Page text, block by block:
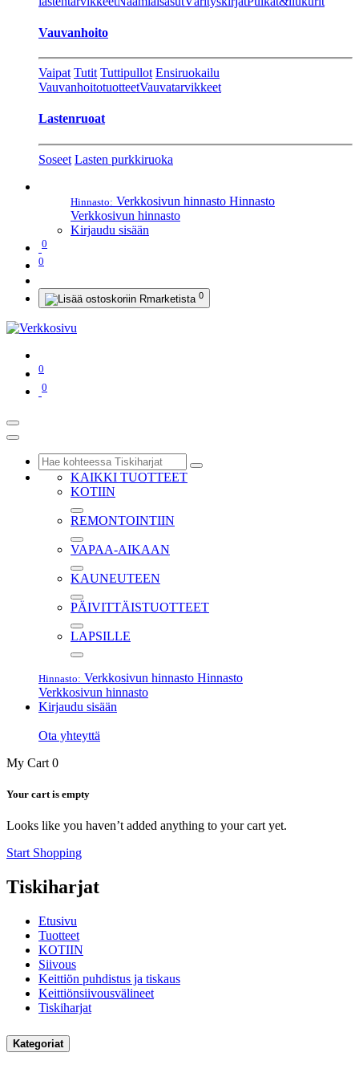
Vauvanhoito
Vaipat Tutit Tuttipullot Ensiruokailu
VauvanhoitotuotteetVauvatarvikkeet
Lastenruoat
Soseet Lasten purkkiruoka
Hinnasto: Verkkosivun hinnasto Hinnasto
Verkkosivun hinnasto
Kirjaudu sisään
0
0
0
0
0
KAIKKI TUOTTEET
KOTIIN
REMONTOINTIIN
VAPAA-AIKAAN
KAUNEUTEEN
PÄIVITTÄISTUOTTEET
LAPSILLE
Hinnasto: Verkkosivun hinnasto Hinnasto
Verkkosivun hinnasto
Kirjaudu sisään
Ota yhteyttä
My Cart 0
Your cart is empty
Looks like you haven’t added anything to your cart yet.
Start Shopping
Tiskiharjat
Etusivu
Tuotteet
KOTIIN
Siivous
Keittiön puhdistus ja tiskaus
Keittiönsiivousvälineet
Tiskiharjat
Kategoriat